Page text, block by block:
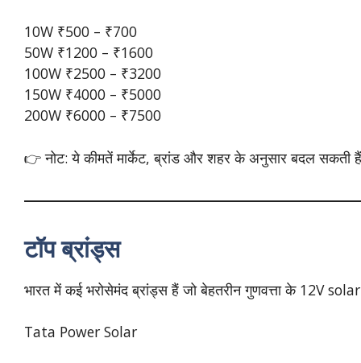
10W ₹500 – ₹700
50W ₹1200 – ₹1600
100W ₹2500 – ₹3200
150W ₹4000 – ₹5000
200W ₹6000 – ₹7500
👉 नोट: ये कीमतें मार्केट, ब्रांड और शहर के अनुसार बदल सकती
टॉप ब्रांड्स
भारत में कई भरोसेमंद ब्रांड्स हैं जो बेहतरीन गुणवत्ता के 12V
Tata Power Solar